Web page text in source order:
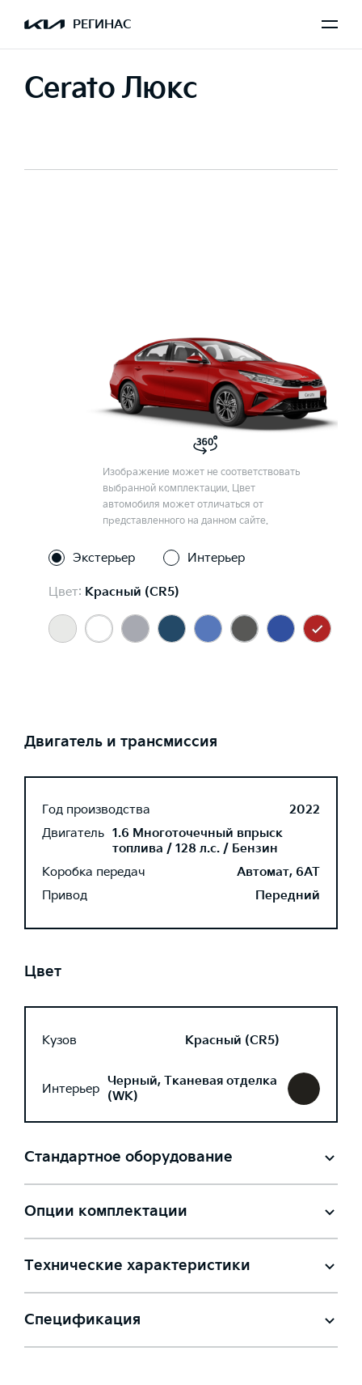
РЕГИНАС
Cerato Люкс
Изображение может не соответствовать
выбранной комплектации. Цвет
автомобиля может отличаться от
представленного на данном сайте.
Экстерьер Интерьер
Цвет: Красный (CR5)
Двигатель и трансмиссия
Год производства
2022
Двигатель 1.6 Многоточечный впрыск
топлива / 128 л.с. / Бензин
Коробка передач
Автомат, 6AT
Привод
Передний
Цвет
Кузов Красный (CR5)
Интерьер Черный, Тканевая отделка
(WK)
Стандартное оборудование
Опции комплектации
Технические характеристики
Спецификация